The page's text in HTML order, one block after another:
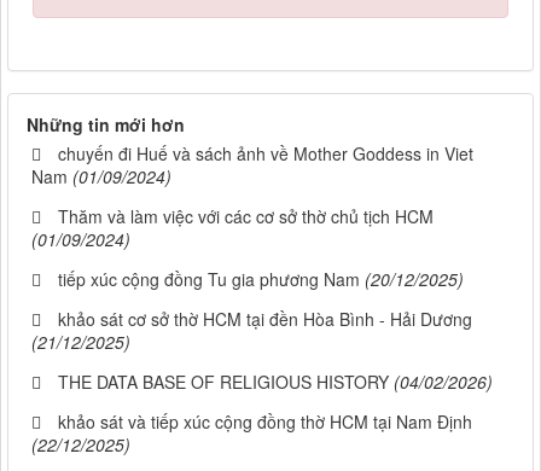
Những tin mới hơn
chuyến đi Huế và sách ảnh về Mother Goddess in Viet
Nam (01/09/2024)
Thăm và làm việc với các cơ sở thờ chủ tịch HCM
(01/09/2024)
tiếp xúc cộng đồng Tu gia phương Nam (20/12/2025)
khảo sát cơ sở thờ HCM tại đền Hòa Bình - Hải Dương
(21/12/2025)
THE DATA BASE OF RELIGIOUS HISTORY (04/02/2026)
khảo sát và tiếp xúc cộng đồng thờ HCM tại Nam Định
(22/12/2025)